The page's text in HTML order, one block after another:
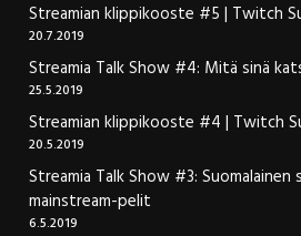
Streamian klippikooste #5 | Twitch
20.7.2019
Streamia Talk Show #4: Mitä sinä
25.5.2019
Streamian klippikooste #4 | Twitch
20.5.2019
Streamia Talk Show #3:
mainstream-pelit
6.5.2019